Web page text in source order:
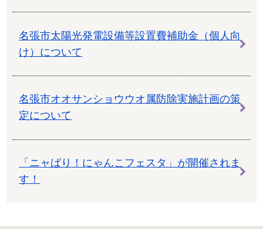
名張市太陽光発電設備等設置費補助金（個人向
け）について
名張市オオサンショウウオ属防除実施計画の策
定について
「ニャばり！にゃんこフェスタ」が開催されま
す！